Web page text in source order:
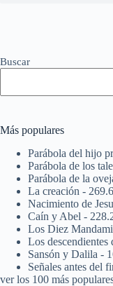
Buscar
Más populares
Parábola del hijo
Parábola de los
Parábola de la
La creación -
Nacimiento de
Caín y Abel -
Los Diez
Los
Sansón y Dalila -
Señales antes del
ver los 100 más